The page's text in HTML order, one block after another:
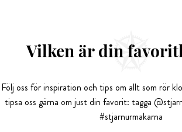
Vilken är din
Följ oss för inspiration och tips om allt som rör
tipsa oss gärna om just din favorit: tagga
#stjarnurmakarna